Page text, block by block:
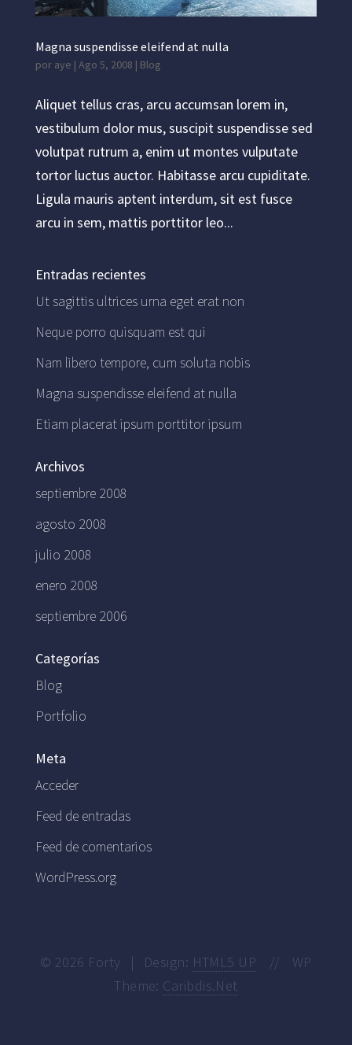
Magna suspendisse eleifend at nulla
por aye | Ago 5, 2008 | Blog
Aliquet tellus cras, arcu accumsan lorem in,
vestibulum dolor mus, suscipit suspendisse sed
volutpat rutrum a, enim ut montes vulputate
tortor luctus auctor. Habitasse arcu cupiditate.
Ligula mauris aptent interdum, sit est fusce
arcu in sem, mattis porttitor leo...
Entradas recientes
Ut sagittis ultrices urna eget erat non
Neque porro quisquam est qui
Nam libero tempore, cum soluta nobis
Magna suspendisse eleifend at nulla
Etiam placerat ipsum porttitor ipsum
Archivos
septiembre 2008
agosto 2008
julio 2008
enero 2008
septiembre 2006
Categorías
Blog
Portfolio
Meta
Acceder
Feed de entradas
Feed de comentarios
WordPress.org
© 2026 Forty | Design: HTML5 UP //
WP
Theme: Caribdis.Net